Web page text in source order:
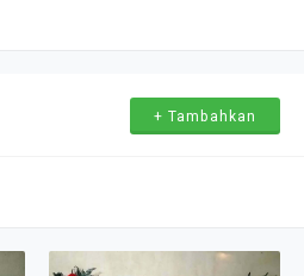
+ Tambahkan